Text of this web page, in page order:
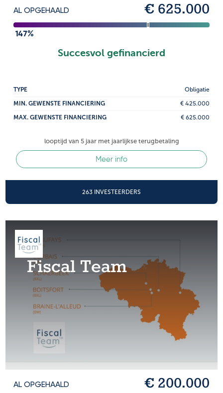
€ 625.000
AL OPGEHAALD
147%
Succesvol gefinancierd
TYPE
Obligatie
MIN. GEWENSTE FINANCIERING
€ 425.000
MAX. GEWENSTE FINANCIERING
€ 625.000
looptijd van 5 jaar met jaarlijkse terugbetaling
Meer info
263 INVESTEERDERS
Fiscal Team
€ 200.000
AL OPGEHAALD